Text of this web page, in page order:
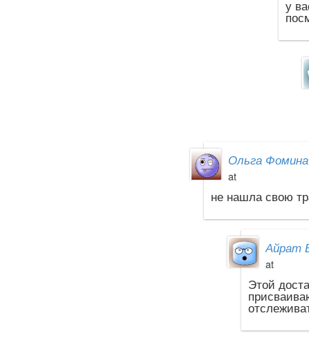
у
Ольга Фомина
at
не нашла свою
Айрат
at
Этой